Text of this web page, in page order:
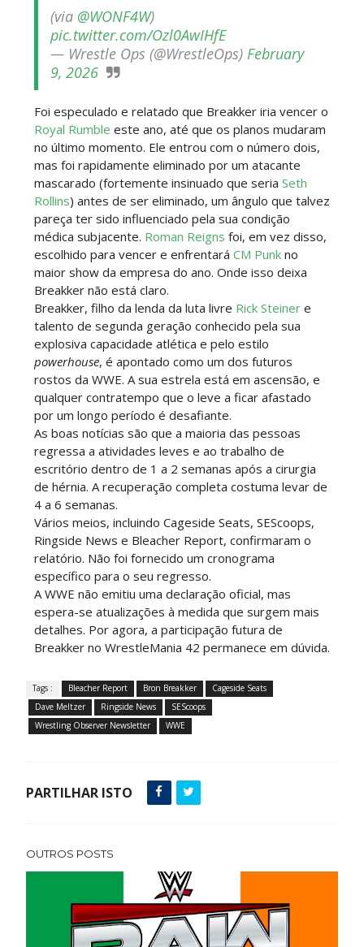
AEW Dynamite 29JUL26
Unknown -Jul 30 2026
WWE NXT 28 JULY 2026
Unknown- Jul 29 2026
Throwback: The Rock vs Brock Lesnar:
SummerSlam 2002 - Undisputed WWE
Championship Match
SCSA867-Jul 28 2026
WWE Monday Night Raw 27 July 2026
Unknown-Jul 28 2026
AEW Redemption 2026
Unknown-Jul 27 2026
WWE: Unreal Season 3
Unknown-Jul 26 2026
Dark Side of the Ring Season 7 Episode 4 “Necro
Butcher vs. Samoa Joe”
Unknown-Jul 26 2026
WWE Main Event, July 23, 2026
Unknown-Jul 26 2026
Throwback: Bret "The Hitman" Hart vs. Mr.
Perfect: SummerSlam 1991 - Intercontinental
Lucha Libre AAA: Verano De Escándalo 2026
(via @WONF4W)
pic.twitter.com/Ozl0AwIHfE
— Wrestle Ops (@WrestleOps) February
9, 2026
Foi especulado e relatado que Breakker iria vencer o
Royal Rumble este ano, até que os planos mudaram
no último momento. Ele entrou com o número dois,
mas foi rapidamente eliminado por um atacante
mascarado (fortemente insinuado que seria Seth
Rollins) antes de ser eliminado, um ângulo que talvez
pareça ter sido influenciado pela sua condição
médica subjacente. Roman Reigns foi, em vez disso,
escolhido para vencer e enfrentará CM Punkno
maior show da empresa do ano. Onde isso deixa
Breakker não está claro.
Breakker, filho da lenda da luta livre Rick Steinere
talento de segunda geração conhecido pela sua
explosiva capacidade atlética e pelo estilo
powerhouse, é apontado como um dos futuros
rostos da WWE. A sua estrela está em ascensão, e
qualquer contratempo que o leve a ficar afastado
por um longo período é desafiante.
As boas notícias são que a maioria das pessoas
regressa a atividades leves e ao trabalho de
escritório dentro de 1 a 2 semanas após a cirurgia
de hérnia. A recuperação completa costuma levar de
4 a 6 semanas.
Vários meios, incluindo Cageside Seats, SEScoops,
Ringside News e Bleacher Report, confirmaram o
relatório. Não foi fornecido um cronograma
específico para o seu regresso.
A WWE não emitiu uma declaração oficial, mas
espera-se atualizações à medida que surgem mais
detalhes. Por agora, a participação futura de
Breakker no WrestleMania 42 permanece em dúvida.
Tags : Bleacher Report Bron Breakker
Cageside Seats
Dave Meltzer
Ringside News
SEScoops
Wrestling Observer Newsletter
WWE
PARTILHAR ISTO
OUTROS POSTS